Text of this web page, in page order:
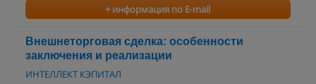
+ информация по E-mail
Внешнеторговая сделка: особенности
заключения и реализации
ИНТЕЛЛЕКТ КЭПИТАЛ